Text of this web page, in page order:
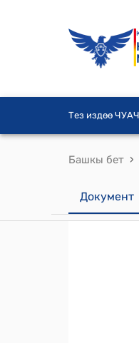
Тез издөө ЧУА
Башкы бет ›
Документ